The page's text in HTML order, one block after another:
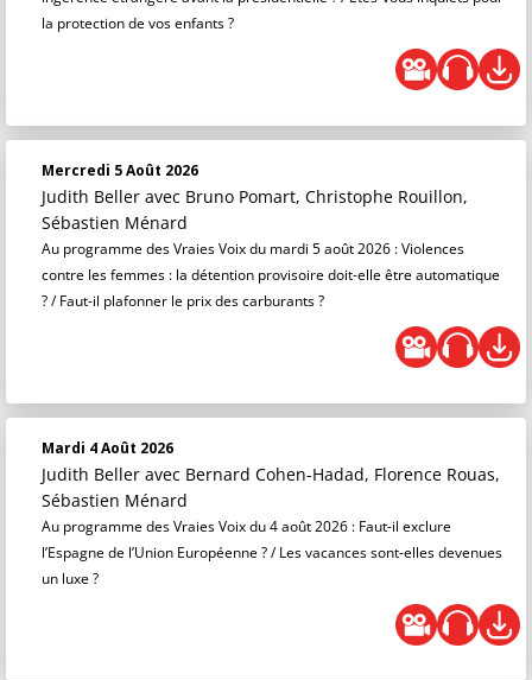
la protection de vos enfants ?
Mercredi 5 Août 2026
Judith Beller avec Bruno Pomart, Christophe Rouillon,
Sébastien Ménard
Au programme des Vraies Voix du mardi 5 août 2026 : Violences
contre les femmes : la détention provisoire doit-elle être automatique
? / Faut-il plafonner le prix des carburants ?
Mardi 4 Août 2026
Judith Beller avec Bernard Cohen-Hadad, Florence Rouas,
Sébastien Ménard
Au programme des Vraies Voix du 4 août 2026 : Faut-il exclure
l’Espagne de l’Union Européenne ? / Les vacances sont-elles devenues
un luxe ?